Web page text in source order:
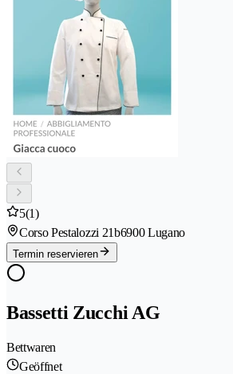
5(1)
Corso Pestalozzi 21b6900 Lugano
Termin reservieren
Bassetti Zucchi AG
Bettwaren
Geöffnet